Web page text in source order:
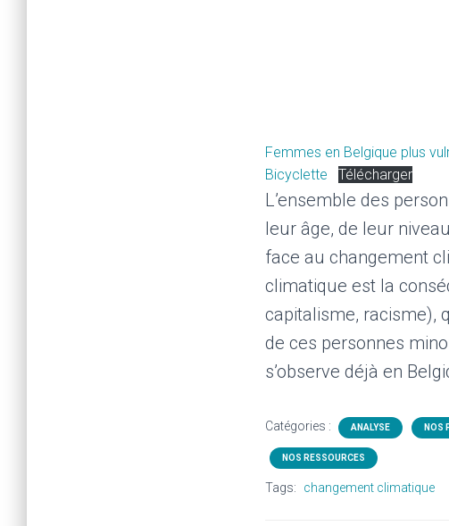
Femmes en Belgique plus
Bicyclette
Télécharger
L’ensemble des
leur âge, de leur
face au changement
climatique est la
capitalisme, racisme),
de ces personnes
s’observe déjà en
Catégories : ANALYSE NOS
NOS RESSOURCES
Tags: changement climatique